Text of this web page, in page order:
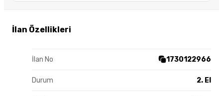
İlan Özellikleri
İlan No 1730122966
Durum 2. El